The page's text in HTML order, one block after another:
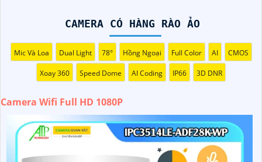
CAMERA CÓ HÀNG RÀO ẢO
Mic Và Loa Dual Light 78° Hồng Ngoại Full Color AI CMOS
Xoay 360 Speed Dome AI Coding IP66 3D DNR
Camera Wifi Full HD 1080P